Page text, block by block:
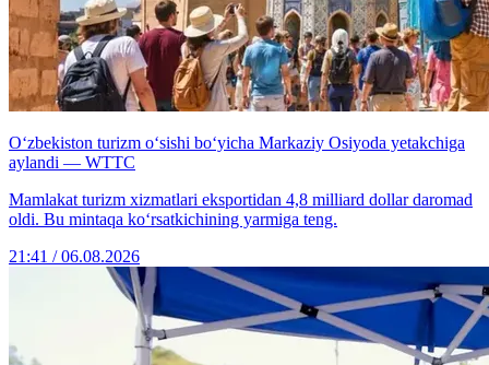
O‘zbekiston turizm o‘sishi bo‘yicha Markaziy Osiyoda yetakchiga
aylandi — WTTC
Mamlakat turizm xizmatlari eksportidan 4,8 milliard dollar daromad
oldi. Bu mintaqa ko‘rsatkichining yarmiga teng.
21:41 / 06.08.2026